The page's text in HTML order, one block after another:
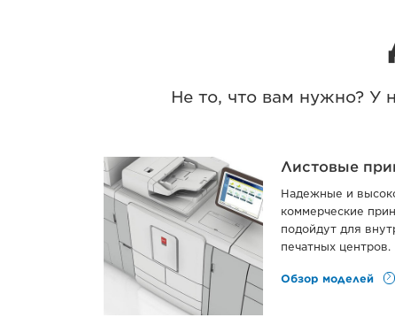
Не то, что вам нужно? У
Листовые
Надежные и
коммерческие
подойдут для
печатных центров.
Обзор моделей